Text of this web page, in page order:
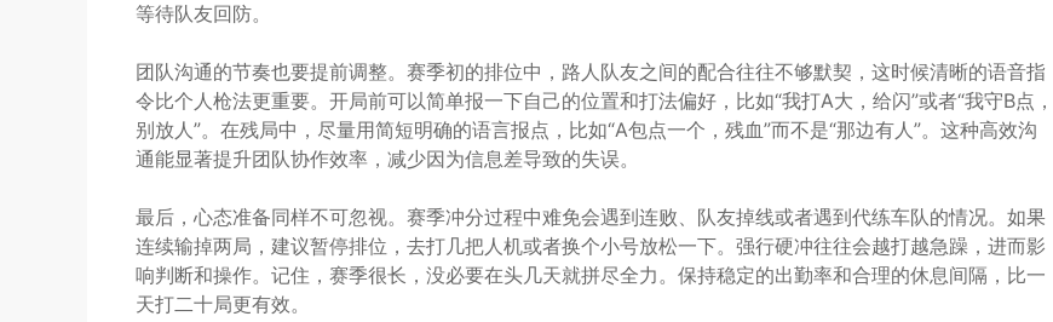
等待队友回防。
团队沟通的节奏也要提前调整。赛季初的排位中，路人队友之间的配合往往不够默契，这时候清晰的语音指
令比个人枪法更重要。开局前可以简单报一下自己的位置和打法偏好，比如“我打A大，给闪”或者“我守B点，
别放人”。在残局中，尽量用简短明确的语言报点，比如“A包点一个，残血”而不是“那边有人”。这种高效沟
通能显著提升团队协作效率，减少因为信息差导致的失误。
最后，心态准备同样不可忽视。赛季冲分过程中难免会遇到连败、队友掉线或者遇到代练车队的情况。如果
连续输掉两局，建议暂停排位，去打几把人机或者换个小号放松一下。强行硬冲往往会越打越急躁，进而影
响判断和操作。记住，赛季很长，没必要在头几天就拼尽全力。保持稳定的出勤率和合理的休息间隔，比一
天打二十局更有效。